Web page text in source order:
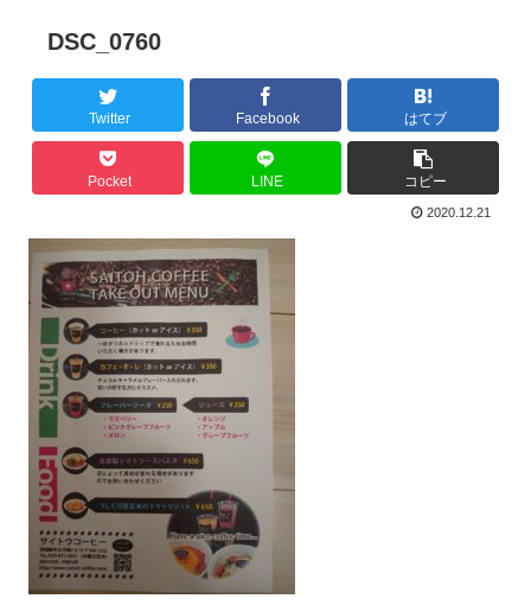
DSC_0760
Twitter Facebook はてブ
Pocket LINE コピー
2020.12.21